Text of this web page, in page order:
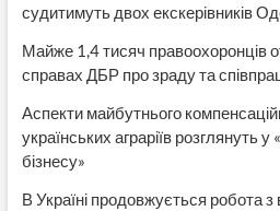
судитимуть двох екскерівників
Майже 1,4 тисяч правоохоронців
справах ДБР про зраду та
Аспекти майбутнього
українських аграріїв розглянуть у
бізнесу»
В Україні продовжується робота з